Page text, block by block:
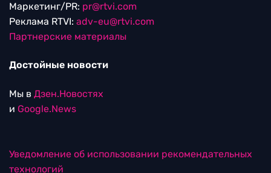
Маркетинг/PR: pr@rtvi.com
Реклама RTVI: adv-eu@rtvi.com
Партнерские материалы
Достойные новости
Мы в Дзен.Новостях
и Google.News
Уведомление об использовании рекомендательных
технологий